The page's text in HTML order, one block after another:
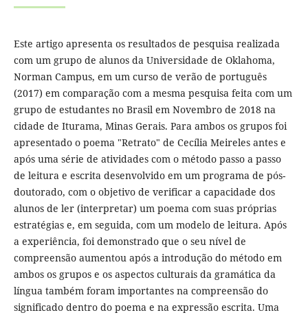
Este artigo apresenta os resultados de pesquisa realizada
com um grupo de alunos da Universidade de Oklahoma,
Norman Campus, em um curso de verão de português
(2017) em comparação com a mesma pesquisa feita com um
grupo de estudantes no Brasil em Novembro de 2018 na
cidade de Iturama, Minas Gerais. Para ambos os grupos foi
apresentado o poema "Retrato" de Cecília Meireles antes e
após uma série de atividades com o método passo a passo
de leitura e escrita desenvolvido em um programa de pós-
doutorado, com o objetivo de verificar a capacidade dos
alunos de ler (interpretar) um poema com suas próprias
estratégias e, em seguida, com um modelo de leitura. Após
a experiência, foi demonstrado que o seu nível de
compreensão aumentou após a introdução do método em
ambos os grupos e os aspectos culturais da gramática da
língua também foram importantes na compreensão do
significado dentro do poema e na expressão escrita. Uma